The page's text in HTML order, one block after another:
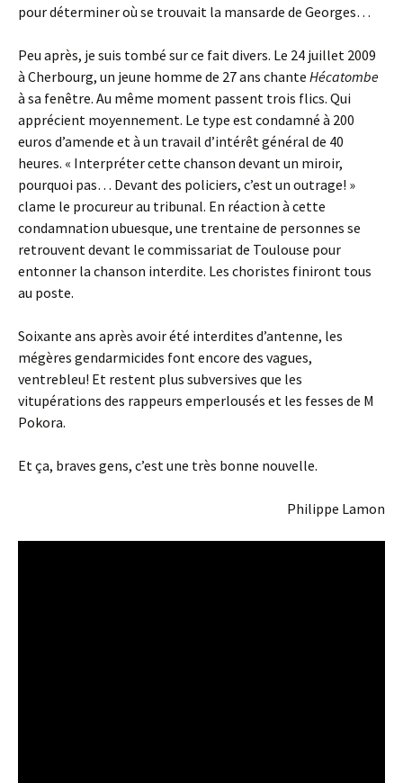
pour déterminer où se trouvait la mansarde de Georges…
Peu après, je suis tombé sur ce fait divers. Le 24 juillet 2009
à Cherbourg, un jeune homme de 27 ans chante Hécatombe
à sa fenêtre. Au même moment passent trois flics. Qui
apprécient moyennement. Le type est condamné à 200
euros d’amende et à un travail d’intérêt général de 40
heures. « Interpréter cette chanson devant un miroir,
pourquoi pas… Devant des policiers, c’est un outrage! »
clame le procureur au tribunal. En réaction à cette
condamnation ubuesque, une trentaine de personnes se
retrouvent devant le commissariat de Toulouse pour
entonner la chanson interdite. Les choristes finiront tous
au poste.
Soixante ans après avoir été interdites d’antenne, les
mégères gendarmicides font encore des vagues,
ventrebleu! Et restent plus subversives que les
vitupérations des rappeurs emperlousés et les fesses de M
Pokora.
Et ça, braves gens, c’est une très bonne nouvelle.
Philippe Lamon